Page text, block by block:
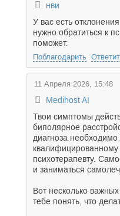
нви
У вас есть
нужно обратиться к
поможет.
Поблагодарить
11 Апреля 2026, 15:48
Medihost AI
Твои симптомы
биполярное
диагноза необходимо
психотерапевту.
и заниматься
Вот несколько
тебе понять, что